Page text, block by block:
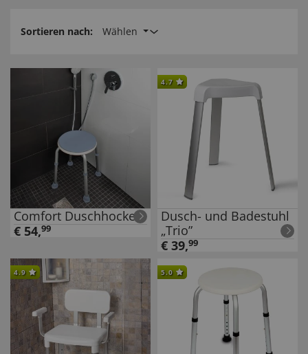
Sortieren nach: Wählen
Comfort Duschhocker
€ 54,99
4.7
Dusch- und Badestuhl
„Trio”
€ 39,99
4.9 5.0